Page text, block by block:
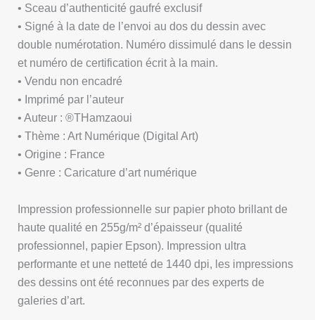
• Sceau d’authenticité gaufré exclusif
• Signé à la date de l’envoi au dos du dessin avec
double numérotation. Numéro dissimulé dans le dessin
et numéro de certification écrit à la main.
• Vendu non encadré
• Imprimé par l’auteur
• Auteur : ®THamzaoui
• Thème : Art Numérique (Digital Art)
• Origine : France
• Genre : Caricature d’art numérique
Impression professionnelle sur papier photo brillant de
haute qualité en 255g/m² d’épaisseur (qualité
professionnel, papier Epson). Impression ultra
performante et une netteté de 1440 dpi, les impressions
des dessins ont été reconnues par des experts de
galeries d’art.